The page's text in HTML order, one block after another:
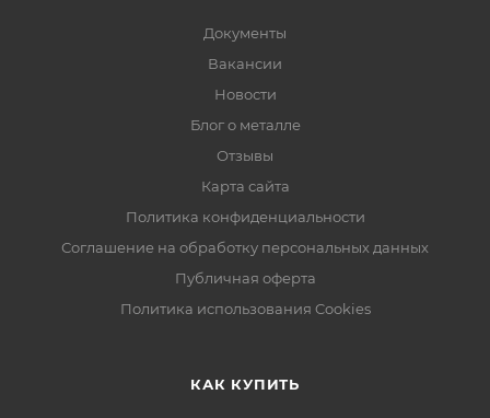
Документы
Вакансии
Новости
Блог о металле
Отзывы
Карта сайта
Политика конфиденциальности
Соглашение на обработку персональных данных
Публичная оферта
Политика использования Cookies
КАК КУПИТЬ